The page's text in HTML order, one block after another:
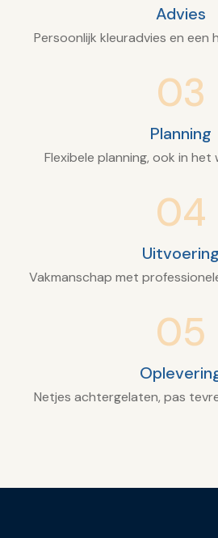
Advies
Persoonlijk kleuradvies en een
03
Planning
Flexibele planning, ook in het
04
Uitvoering
Vakmanschap met
05
Netjes achtergelaten, pas